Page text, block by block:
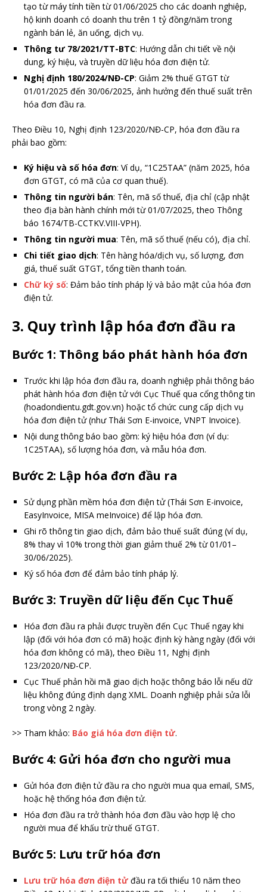
tạo từ máy tính tiền từ 01/06/2025 cho các doanh nghiệp,
hộ kinh doanh có doanh thu trên 1 tỷ đồng/năm trong
ngành bán lẻ, ăn uống, dịch vụ.
Thông tư 78/2021/TT-BTC: Hướng dẫn chi tiết về nội
dung, ký hiệu, và truyền dữ liệu hóa đơn điện tử.
Nghị định 180/2024/NĐ-CP: Giảm 2% thuế GTGT từ
01/01/2025 đến 30/06/2025, ảnh hưởng đến thuế suất trên
hóa đơn đầu ra.
Theo Điều 10, Nghị định 123/2020/NĐ-CP, hóa đơn đầu ra
phải bao gồm:
Ký hiệu và số hóa đơn: Ví dụ, “1C25TAA” (năm 2025, hóa
đơn GTGT, có mã của cơ quan thuế).
Thông tin người bán: Tên, mã số thuế, địa chỉ (cập nhật
theo địa bàn hành chính mới từ 01/07/2025, theo Thông
báo 1674/TB-CCTKV.VIII-VPH).
Thông tin người mua: Tên, mã số thuế (nếu có), địa chỉ.
Chi tiết giao dịch: Tên hàng hóa/dịch vụ, số lượng, đơn
giá, thuế suất GTGT, tổng tiền thanh toán.
Chữ ký số: Đảm bảo tính pháp lý và bảo mật của hóa đơn
điện tử.
3. Quy trình lập hóa đơn đầu ra
Bước 1: Thông báo phát hành hóa đơn
Trước khi lập hóa đơn đầu ra, doanh nghiệp phải thông báo
phát hành hóa đơn điện tử với Cục Thuế qua cổng thông tin
(hoadondientu.gdt.gov.vn) hoặc tổ chức cung cấp dịch vụ
hóa đơn điện tử (như Thái Sơn E-invoice, VNPT Invoice).
Nội dung thông báo bao gồm: ký hiệu hóa đơn (ví dụ:
1C25TAA), số lượng hóa đơn, và mẫu hóa đơn.
Bước 2: Lập hóa đơn đầu ra
Sử dụng phần mềm hóa đơn điện tử (Thái Sơn E-invoice,
EasyInvoice, MISA meInvoice) để lập hóa đơn.
Ghi rõ thông tin giao dịch, đảm bảo thuế suất đúng (ví dụ,
8% thay vì 10% trong thời gian giảm thuế 2% từ 01/01–
30/06/2025).
Ký số hóa đơn để đảm bảo tính pháp lý.
Bước 3: Truyền dữ liệu đến Cục Thuế
Hóa đơn đầu ra phải được truyền đến Cục Thuế ngay khi
lập (đối với hóa đơn có mã) hoặc định kỳ hàng ngày (đối với
hóa đơn không có mã), theo Điều 11, Nghị định
123/2020/NĐ-CP.
Cục Thuế phản hồi mã giao dịch hoặc thông báo lỗi nếu dữ
liệu không đúng định dạng XML. Doanh nghiệp phải sửa lỗi
trong vòng 2 ngày.
>> Tham khảo: Báo giá hóa đơn điện tử.
Bước 4: Gửi hóa đơn cho người mua
Gửi hóa đơn điện tử đầu ra cho người mua qua email, SMS,
hoặc hệ thống hóa đơn điện tử.
Hóa đơn đầu ra trở thành hóa đơn đầu vào hợp lệ cho
người mua để khấu trừ thuế GTGT.
Bước 5: Lưu trữ hóa đơn
Lưu trữ hóa đơn điện tửđầu ra tối thiểu 10 năm theo